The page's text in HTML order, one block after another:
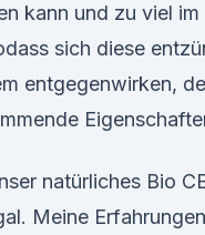
kann und zu viel
sich diese
entgegenwirken,
natürliches Bio
Meine